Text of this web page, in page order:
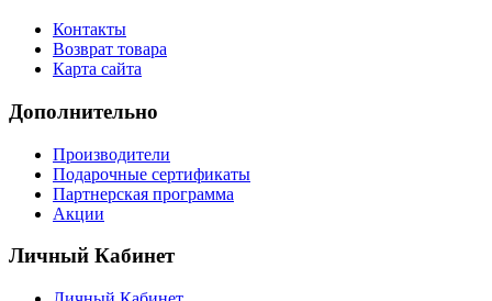
Контакты
Возврат товара
Карта сайта
Дополнительно
Производители
Подарочные сертификаты
Партнерская программа
Акции
Личный Кабинет